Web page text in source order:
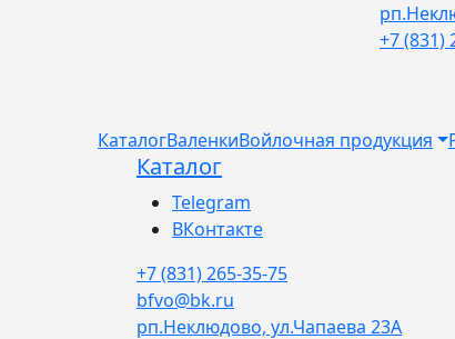
+7 (831)
КаталогВаленкиВойлочная продукция
Каталог
Telegram
ВКонтакте
+7 (831) 265-35-75
bfvo@bk.ru
рп.Неклюдово, ул.Чапаева 23А